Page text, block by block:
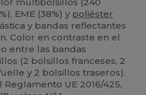
EME (38%) y poliéster
y bandas reflectantes
Color en contraste en el
entre las bandas
(2 bolsillos franceses, 2
y 2 bolsillos traseros).
UE 2016/425,